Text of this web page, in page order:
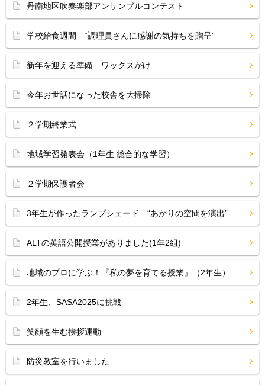
丹南地区吹奏楽部アンサンブルコンテスト
学校給食週間 “調理員さんに感謝の気持ちを贈呈”
新年を迎える準備 ワックスがけ
今年お世話になった校舎を大掃除
２学期終業式
地域学習発表会（1年生 総合的な学習）
２学期保護者会
3年生が作ったランプシェード “あかりの空間を演出”
ALTの英語公開授業がありました(1年2組)
地域のプロに学ぶ！『私の夢を育てる授業』（2年生）
2年生、SASA2025に挑戦
笑顔を生む挨拶運動
防災教室を行いました